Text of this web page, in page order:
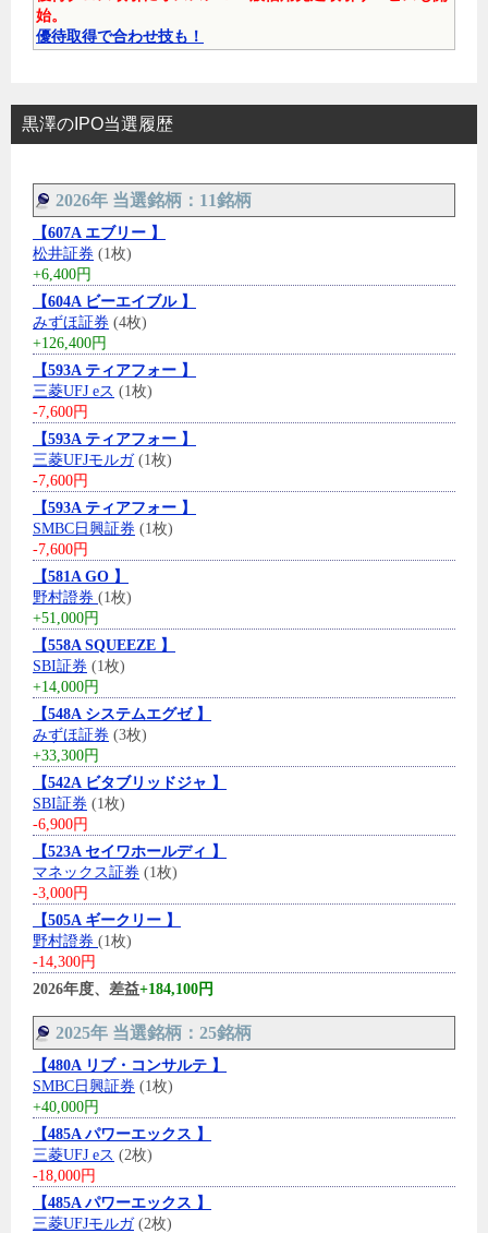
始。
優待取得で合わせ技も！
黒澤のIPO当選履歴
2026年 当選銘柄：11銘柄
【607A エブリー 】
松井証券 (1枚)
+6,400円
【604A ビーエイブル 】
みずほ証券 (4枚)
+126,400円
【593A ティアフォー 】
三菱UFJ eス (1枚)
-7,600円
【593A ティアフォー 】
三菱UFJモルガ(1枚)
-7,600円
【593A ティアフォー 】
SMBC日興証券 (1枚)
-7,600円
【581A GO 】
野村證券 (1枚)
+51,000円
【558A SQUEEZE 】
SBI証券 (1枚)
+14,000円
【548A システムエグゼ 】
みずほ証券 (3枚)
+33,300円
【542A ビタブリッドジャ 】
SBI証券 (1枚)
-6,900円
【523A セイワホールディ 】
マネックス証券 (1枚)
-3,000円
【505A ギークリー 】
野村證券 (1枚)
-14,300円
2026年度、差益+184,100円
2025年 当選銘柄：25銘柄
【480A リブ・コンサルテ 】
SMBC日興証券 (1枚)
+40,000円
【485A パワーエックス 】
三菱UFJ eス (2枚)
-18,000円
【485A パワーエックス 】
三菱UFJモルガ(2枚)